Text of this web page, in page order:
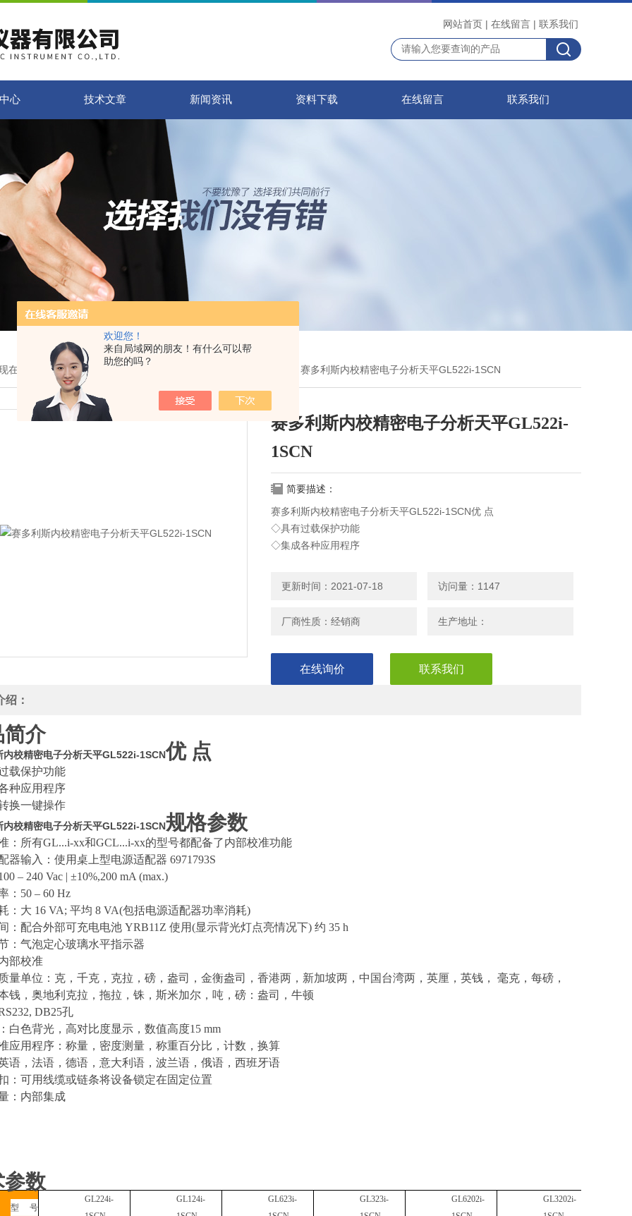
欢迎您！
来自局域网的朋友！有什么可以帮
助您的吗？
网站首页 | 在线留言 | 联系我们
心 技术文章 新闻资讯 资料下载 在线留言 联系我们
在的位置：首页> 产品展示 > 塞多利斯产品分类 > 赛多利斯内校精密电子分析天平GL522i-1SCN
赛多利斯内校精密电子分析天平GL522i-
1SCN
简要描述：
赛多利斯内校精密电子分析天平GL522i-1SCN优 点
◇具有过载保护功能
◇集成各种应用程序
更新时间：2021-07-18 访问量：1147
厂商性质：经销商 生产地址：
在线询价 联系我们
绍：
简介
内校精密电子分析天平GL522i-1SCN优 点
载保护功能
种应用程序
换一键操作
内校精密电子分析天平GL522i-1SCN规格参数
：所有GL...i-xx和GCL...i-xx的型号都配备了内部校准功能
器输入：使用桌上型电源适配器 6971793S
– 240 Vac | ±10%,200 mA (max.)
： 50 – 60 Hz
：大 16 VA; 平均 8 VA(包括电源适配器功率消耗)
：配合外部可充电电池 YRB11Z 使用(显示背光灯点亮情况下) 约 35 h
：气泡定心玻璃水平指示器
部校准
量单位：克，千克，克拉，磅，盎司，金衡盎司，香港两，新加坡两，中国台湾两，英厘，英钱，
毫克，每磅，
钱，奥地利克拉，拖拉，铢，斯米加尔，吨，磅：盎司，牛顿
DB25孔
白色背光，高对比度显示，数值高度15 mm
应用程序：称量，密度测量，称重百分比，计数，换算
语，法语，德语，意大利语，波兰语，俄语，西班牙语
：可用线缆或链条将设备锁定在固定位置
：内部集成
参数
型 号
GL224i-
GL124i-
GL623i-
GL323i-
GL6202i-
GL3202i-